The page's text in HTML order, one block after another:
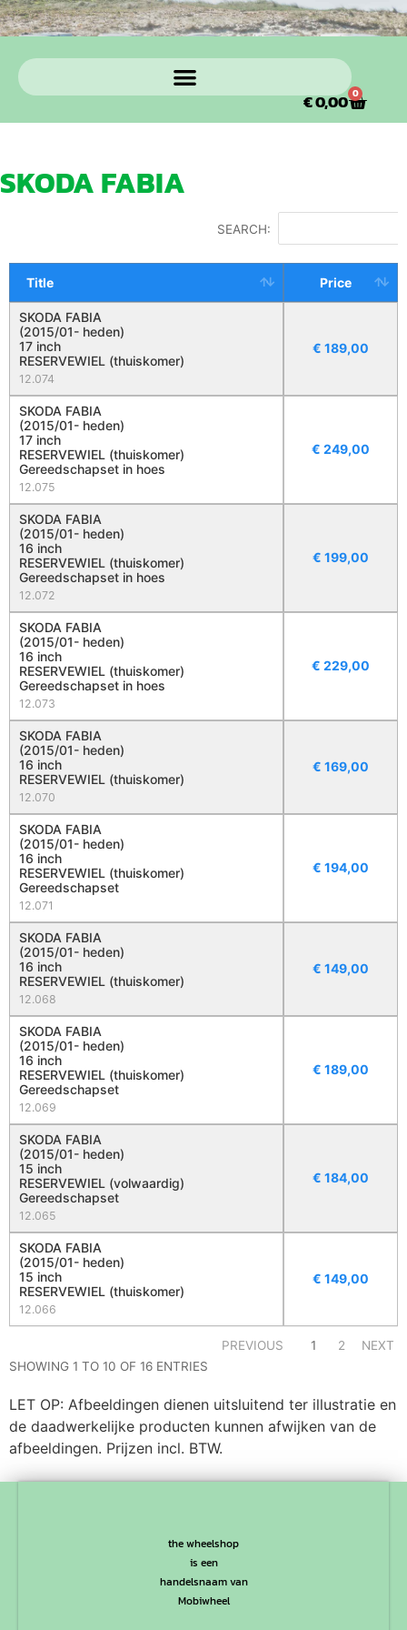
€0,00 0
SKODA FABIA
SEARCH:
Title Price
SKODA FABIA
(2015/01- heden)
17 inch
RESERVEWIEL (thuiskomer)
12.074
€ 189,00
SKODA FABIA
(2015/01- heden)
17 inch
RESERVEWIEL (thuiskomer)
Gereedschapset in hoes
12.075
€ 249,00
SKODA FABIA
(2015/01- heden)
16 inch
RESERVEWIEL (thuiskomer)
Gereedschapset in hoes
12.072
€ 199,00
SKODA FABIA
(2015/01- heden)
16 inch
RESERVEWIEL (thuiskomer)
Gereedschapset in hoes
12.073
€ 229,00
SKODA FABIA
(2015/01- heden)
16 inch
RESERVEWIEL (thuiskomer)
12.070
€ 169,00
SKODA FABIA
(2015/01- heden)
16 inch
RESERVEWIEL (thuiskomer)
Gereedschapset
12.071
€ 194,00
SKODA FABIA
(2015/01- heden)
16 inch
RESERVEWIEL (thuiskomer)
12.068
€ 149,00
SKODA FABIA
(2015/01- heden)
16 inch
RESERVEWIEL (thuiskomer)
Gereedschapset
12.069
€ 189,00
SKODA FABIA
(2015/01- heden)
15 inch
RESERVEWIEL (volwaardig)
Gereedschapset
12.065
€ 184,00
SKODA FABIA
(2015/01- heden)
15 inch
RESERVEWIEL (thuiskomer)
12.066
€ 149,00
SHOWING 1 TO 10 OF 16 ENTRIES
PREVIOUS 1 2 NEXT
LET OP: Afbeeldingen dienen uitsluitend ter illustratie en
de daadwerkelijke producten kunnen afwijken van de
afbeeldingen. Prijzen incl. BTW.
the wheelshop
is een
handelsnaam van
Mobiwheel